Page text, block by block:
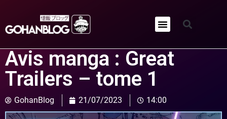
Avis manga : Great
Trailers – tome 1
GohanBlog 21/07/2023 14:00